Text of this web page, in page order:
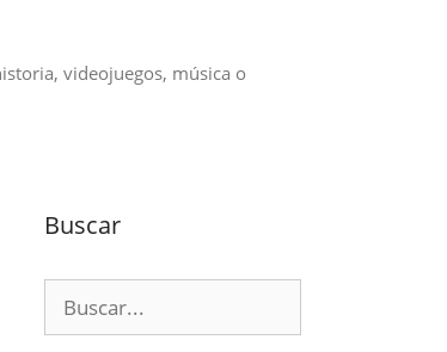
videojuegos, música o
Buscar